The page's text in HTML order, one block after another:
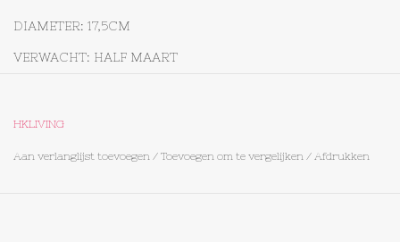
DIAMETER: 17,5CM
VERWACHT: HALF MAART
HKLIVING
Aan verlanglijst toevoegen / Toevoegen om te vergelijken / Afdrukken